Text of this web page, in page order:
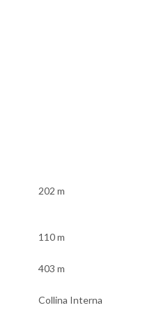
202 m
110 m
403 m
Collina Interna